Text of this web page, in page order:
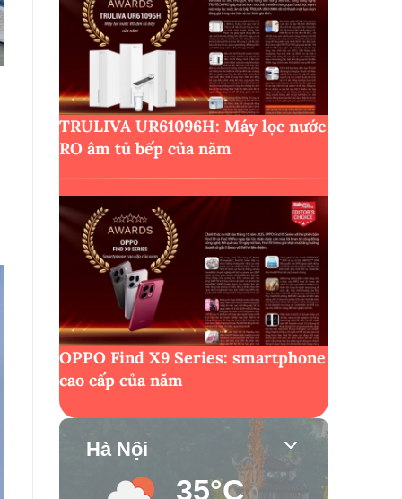
TRULIVA UR61096H: Máy lọc nước
RO âm tủ bếp của năm
OPPO Find X9 Series: smartphone
cao cấp của năm
Hà Nội
35°C